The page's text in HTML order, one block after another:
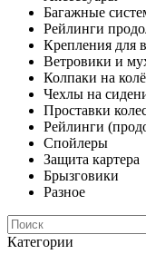
Багажные
Рейлинги
Крепления для
Ветровики и
Колпаки на
Чехлы на
Проставки
Рейлинги
Спойлеры
Защита картера
Брызговики
Разное
Категории